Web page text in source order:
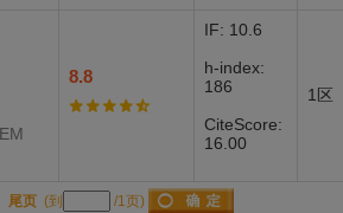
8.8
IF: 10.6
h-index:
186
CiteScore:
16.00
1区
尾页 (到 /1页)